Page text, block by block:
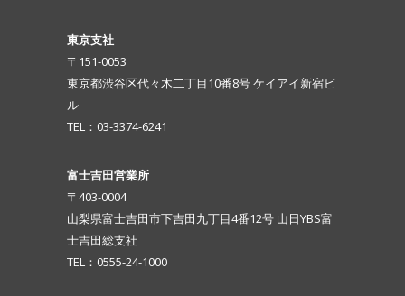
東京支社
〒151-0053
東京都渋谷区代々木二丁目10番8号 ケイアイ新宿ビ
ル
TEL：03-3374-6241
富士吉田営業所
〒403-0004
山梨県富士吉田市下吉田九丁目4番12号 山日YBS富
士吉田総支社
TEL：0555-24-1000